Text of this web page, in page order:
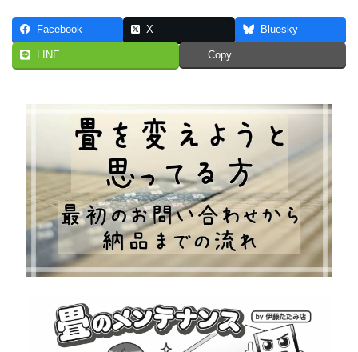
Facebook X Bluesky
LINE Copy